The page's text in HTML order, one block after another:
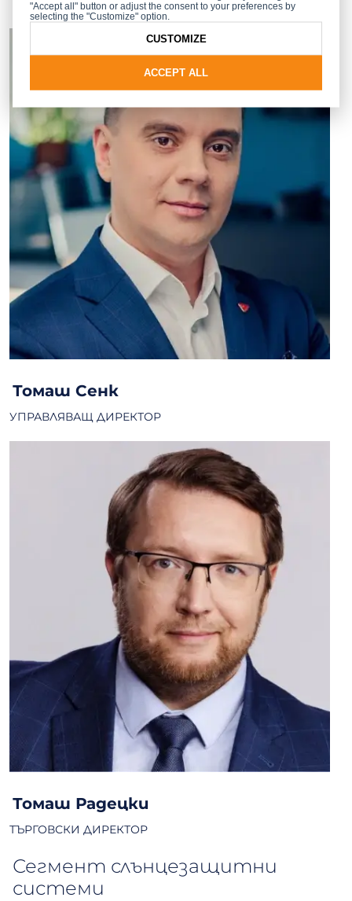
Томаш Сенк
УПРАВЛЯВАЩ ДИРЕКТОР
Томаш Радецки
ТЪРГОВСКИ ДИРЕКТОР
Сегмент слънцезащитни
системи
"Accept all" button or adjust the consent to your preferences by
selecting the "Customize" option.
ACCEPT ALL
CUSTOMIZE